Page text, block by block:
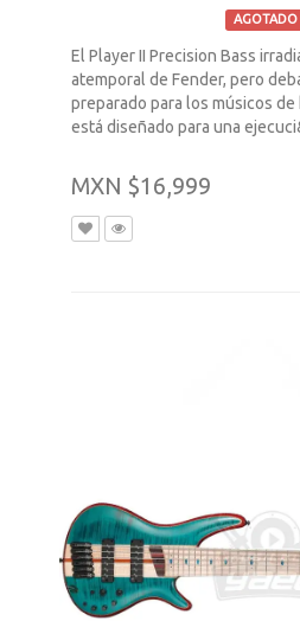
AGOTADO
El Player II Precision Bass
atemporal de Fender, pero
preparado para los músicos
está diseñado para una
MXN $16,999